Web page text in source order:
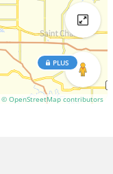
© OpenStreetMap contributors
PLUS